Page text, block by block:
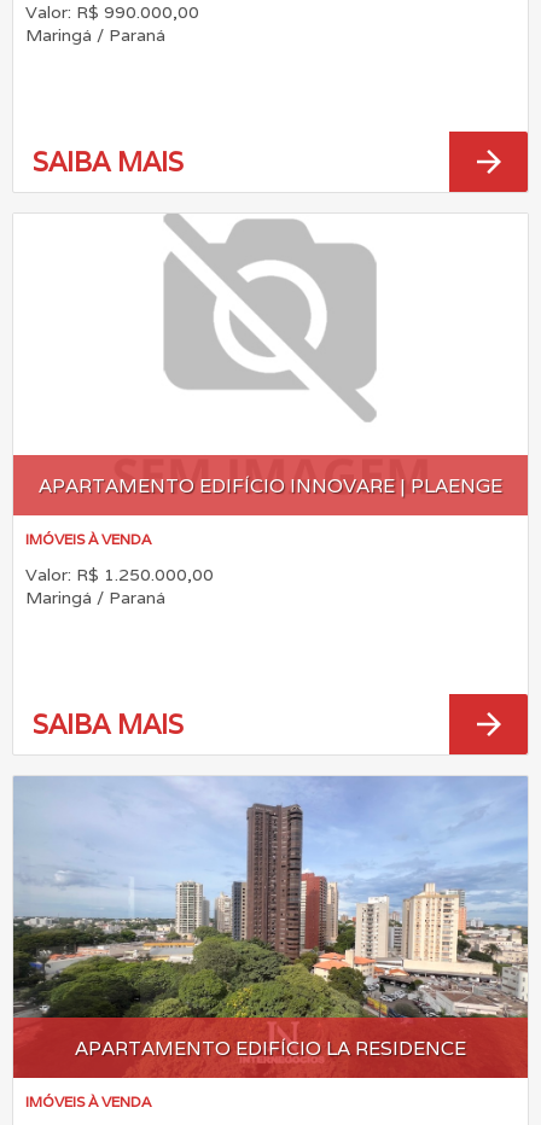
Valor: R$ 990.000,00
Maringá / Paraná
SAIBA MAIS arrow_forward
APARTAMENTO EDIFÍCIO INNOVARE | PLAENGE
IMÓVEIS À VENDA
Valor: R$ 1.250.000,00
Maringá / Paraná
SAIBA MAIS arrow_forward
APARTAMENTO EDIFÍCIO LA RESIDENCE
IMÓVEIS À VENDA